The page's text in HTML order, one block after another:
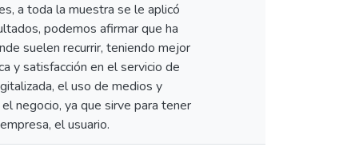
a toda la muestra se le aplicó
podemos afirmar que ha
suelen recurrir, teniendo mejor
y satisfacción en el servicio de
el uso de medios y
negocio, ya que sirve para tener
el usuario.